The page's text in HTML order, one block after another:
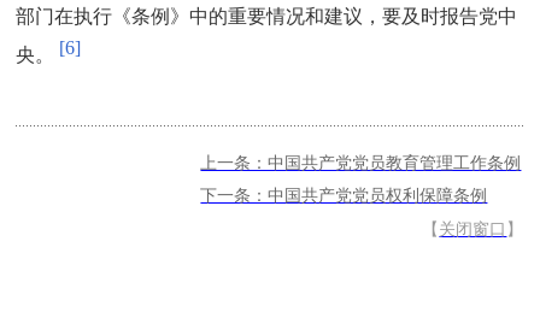
部门在执行《条例》中的重要情况和建议，要及时报告党中
央。
[6]
上一条：中国共产党党员教育管理工作条例
下一条：中国共产党党员权利保障条例
【 关闭窗口 】